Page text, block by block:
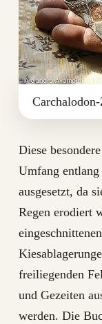
Diese
Umfang
ausgesetzt, da
Regen erodiert
freiliegenden
und Gezeiten
werden. Die